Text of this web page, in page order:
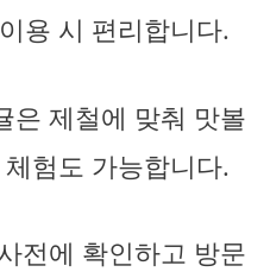
용 시 편리합니다.
은 제철에 맞춰 맛볼
험도 가능합니다.
전에 확인하고 방문